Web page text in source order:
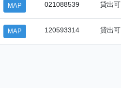
MAP 021088539 貸出可
MAP 120593314 貸出可